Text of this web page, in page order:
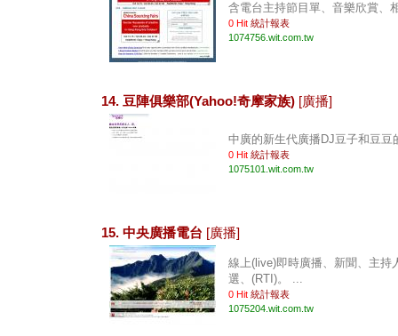
含電台主持節目單、音樂欣賞、
0 Hit 統計報表
1074756.wit.com.tw
14. 豆陣俱樂部(Yahoo!奇摩家族) [廣播]
中廣的新生代廣播DJ豆子和豆豆
0 Hit 統計報表
1075101.wit.com.tw
15. 中央廣播電台 [廣播]
線上(live)即時廣播、新聞、主持
選、(RTI)。 ...
0 Hit 統計報表
1075204.wit.com.tw